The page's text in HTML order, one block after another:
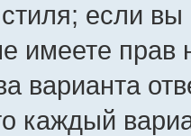
если
имеете прав
варианта
каждый